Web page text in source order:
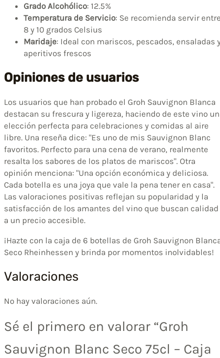
Grado Alcohólico: 12.5%
Temperatura de Servicio: Se recomienda servir
8 y 10 grados Celsius
Maridaje: Ideal con mariscos, pescados, ensaladas
aperitivos frescos
Opiniones de usuarios
Los usuarios que han probado el Groh Sauvignon Blanca
destacan su frescura y ligereza, haciendo de este vino
elección perfecta para celebraciones y comidas al aire
libre. Una reseña dice: "Es uno de mis Sauvignon Blanc
favoritos. Perfecto para una cena de verano, realmente
resalta los sabores de los platos de mariscos". Otra
opinión menciona: "Una opción económica y deliciosa.
Cada botella es una joya que vale la pena tener en casa".
Las valoraciones positivas reflejan su popularidad y la
satisfacción de los amantes del vino que buscan calidad
a un precio accesible.
¡Hazte con la caja de 6 botellas de Groh Sauvignon
Seco Rheinhessen y brinda por momentos inolvidables!
Valoraciones
No hay valoraciones aún.
Sé el primero en valorar “Groh
Sauvignon Blanc Seco 75cl – Caja